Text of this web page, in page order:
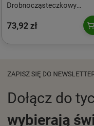
Drobnocząsteczkowy
Szczawianów i Fitynianów
73,92 zł
ZAPISZ SIĘ DO
Dołącz do
wybierają